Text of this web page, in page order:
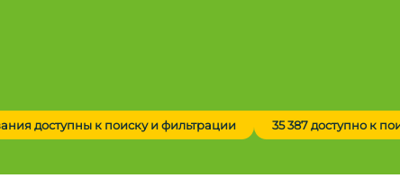
доступны к поиску и фильтрации 35 387 доступно к